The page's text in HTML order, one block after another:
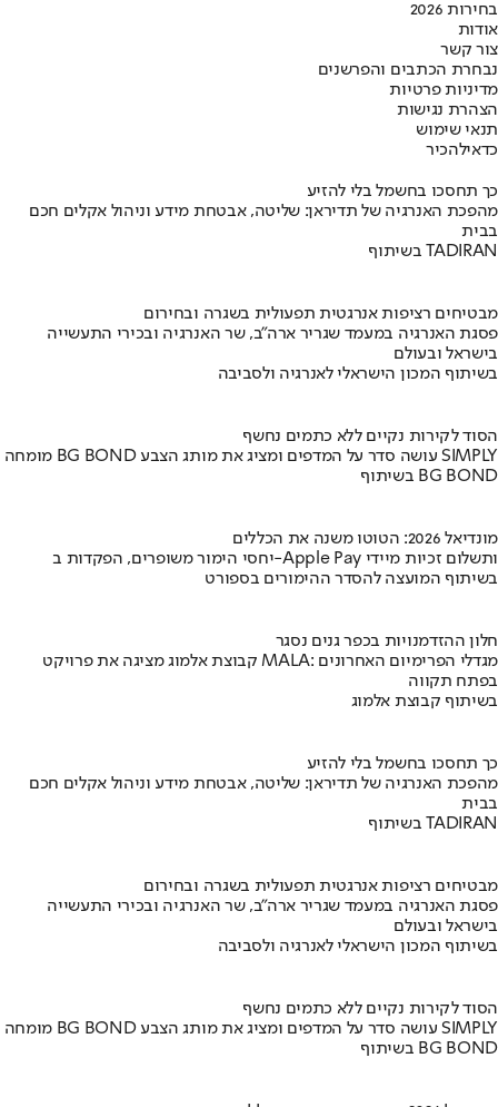
בחירות 2026
אודות
צור קשר
נבחרת הכתבים והפרשנים
מדיניות פרטיות
הצהרת נגישות
תנאי שימוש
כדאילהכיר
כך תחסכו בחשמל בלי להזיע
מהפכת האנרגיה של תדיראן: שליטה, אבטחת מידע וניהול אקלים חכם
בבית
בשיתוף TADIRAN
מבטיחים רציפות אנרגטית תפעולית בשגרה ובחירום
פסגת האנרגיה במעמד שגריר ארה"ב, שר האנרגיה ובכירי התעשייה
בישראל ובעולם
בשיתוף המכון הישראלי לאנרגיה ולסביבה
הסוד לקירות נקיים ללא כתמים נחשף
מומחה BG BOND עושה סדר על המדפים ומציג את מותג הצבע SIMPLY
בשיתוף BG BOND
מונדיאל 2026: הטוטו משנה את הכללים
יחסי הימור משופרים, הפקדות ב-Apple Pay ותשלום זכיות מיידי
בשיתוף המועצה להסדר ההימורים בספורט
חלון ההזדמנויות בכפר גנים נסגר
קבוצת אלמוג מציגה את פרויקט MALA: מגדלי הפרימיום האחרונים
בפתח תקווה
בשיתוף קבוצת אלמוג
כך תחסכו בחשמל בלי להזיע
מהפכת האנרגיה של תדיראן: שליטה, אבטחת מידע וניהול אקלים חכם
בבית
בשיתוף TADIRAN
מבטיחים רציפות אנרגטית תפעולית בשגרה ובחירום
פסגת האנרגיה במעמד שגריר ארה"ב, שר האנרגיה ובכירי התעשייה
בישראל ובעולם
בשיתוף המכון הישראלי לאנרגיה ולסביבה
הסוד לקירות נקיים ללא כתמים נחשף
מומחה BG BOND עושה סדר על המדפים ומציג את מותג הצבע SIMPLY
בשיתוף BG BOND